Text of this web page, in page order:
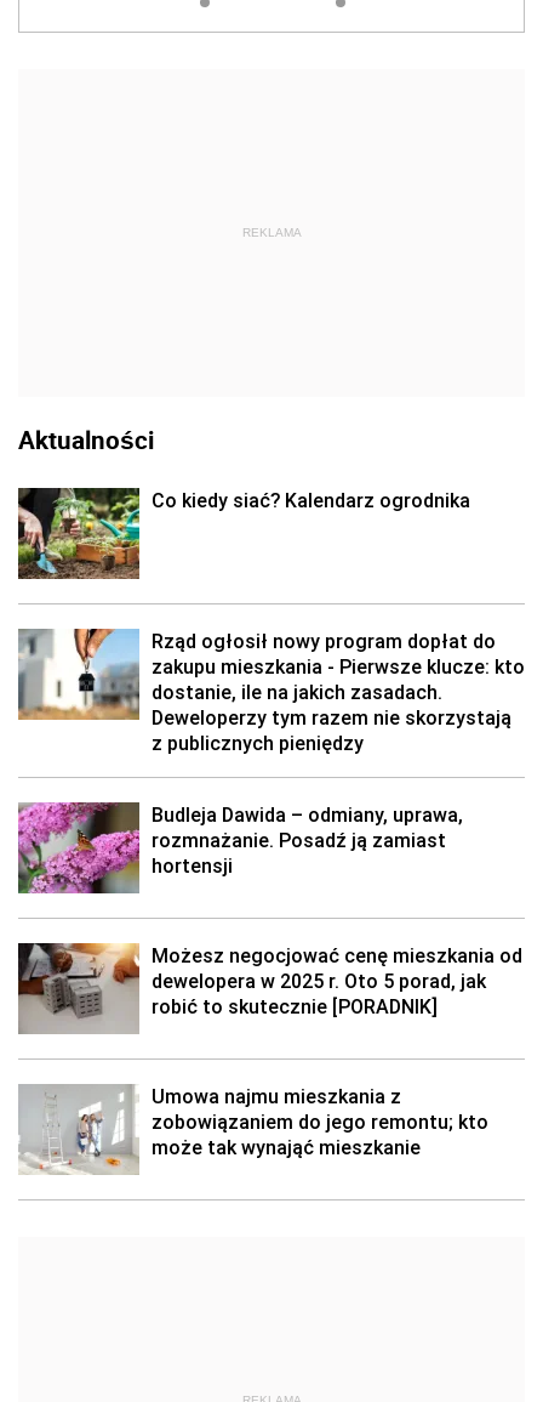
REKLAMA
Aktualności
Co kiedy siać? Kalendarz ogrodnika
Rząd ogłosił nowy program dopłat do
zakupu mieszkania - Pierwsze klucze: kto
dostanie, ile na jakich zasadach.
Deweloperzy tym razem nie skorzystają
z publicznych pieniędzy
Budleja Dawida – odmiany, uprawa,
rozmnażanie. Posadź ją zamiast
hortensji
Możesz negocjować cenę mieszkania od
dewelopera w 2025 r. Oto 5 porad, jak
robić to skutecznie [PORADNIK]
Umowa najmu mieszkania z
zobowiązaniem do jego remontu; kto
może tak wynająć mieszkanie